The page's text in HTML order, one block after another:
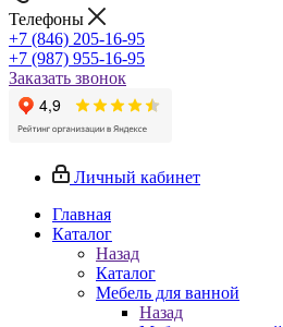
Телефоны
+7 (846) 205-16-95
+7 (987) 955-16-95
Заказать звонок
Личный кабинет
Главная
Каталог
Назад
Каталог
Мебель для ванной
Назад